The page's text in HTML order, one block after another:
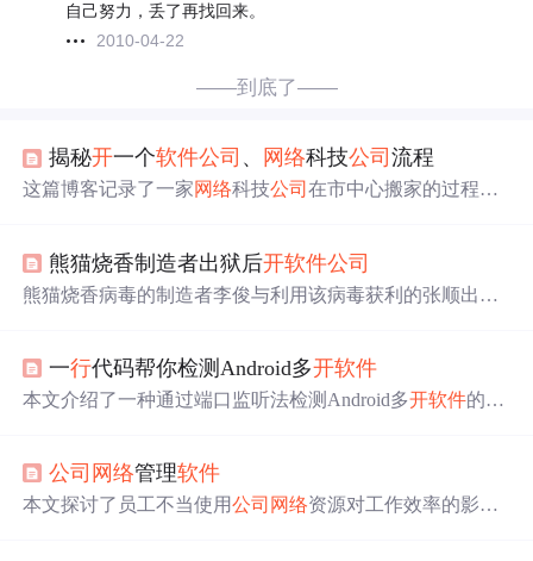
自己努力，丢了再找回来。
2010-04-22
——到底了——
揭秘开一个软件公司 、 网络科技公司流程
这篇博客记录了一家网络科技公司在市中心搬家的过程，
等。同时提到了招聘团队的基本配置，如Java、Android、i
OS、前端和测试开发人员，以及运营和销售人员。这为想
熊猫烧香制造者出狱后开软件公司
熊猫烧香病毒的制造者李俊与利用该病毒获利的张顺出狱
提供包括企业级软件防火墙在内的服务。
一行代码帮你检测Android多开软件
本文介绍了一种通过端口监听法检测Android多开软件的方
只有一个app运行，防止广义多
做到通杀常见多开软件。
公司 网络管理软件
本文探讨了员工不当使用公司 网络资源对工作效率的影